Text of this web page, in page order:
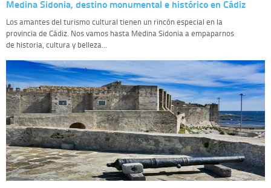
Medina Sidonia, destino monumental e histórico en Cádiz
Los amantes del turismo cultural tienen un rincón especial en la
provincia de Cádiz. Nos vamos hasta Medina Sidonia a empaparnos
de historia, cultura y belleza...